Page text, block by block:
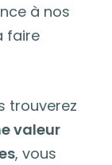
à nos
faire
trouverez
valeur
, vous